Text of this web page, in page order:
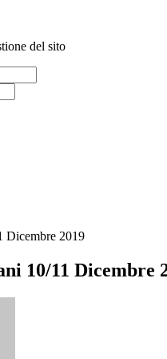
del sito
Dicembre 2019
10/11 Dicembre